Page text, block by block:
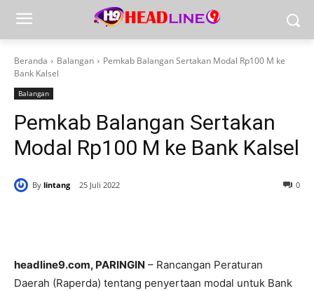
Beranda Balangan
Pemkab Balangan Sertakan Modal Rp100 M ke
Bank Kalsel
Balangan
Pemkab Balangan Sertakan
Modal Rp100 M ke Bank Kalsel
By lintang 25 Juli 2022 0
headline9.com, PARINGIN – Rancangan Peraturan
Daerah (Raperda) tentang penyertaan modal untuk Bank